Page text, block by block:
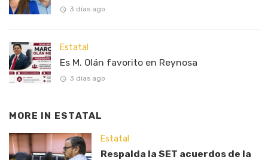
3 días ago
Estatal
Es M. Olán favorito en Reynosa
3 días ago
MORE IN ESTATAL
Estatal
Respalda la SET acuerdos de la